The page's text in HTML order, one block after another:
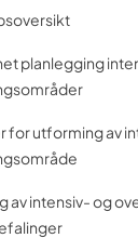
planlegging
for utforming av
av intensiv- og